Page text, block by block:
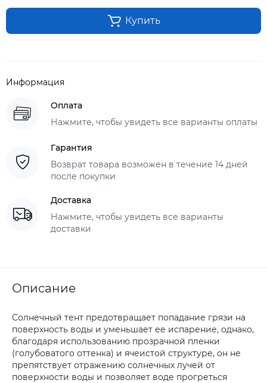
Купить
Информация
Оплата
Нажмите, чтобы увидеть все варианты оплаты
Гарантия
Возврат товара возможен в течение 14 дней
после покупки
Доставка
Нажмите, чтобы увидеть все варианты
доставки
Описание
Солнечный тент предотвращает попадание грязи на
поверхность воды и уменьшает ее испарение, однако,
благодаря использованию прозрачной пленки
(голубоватого оттенка) и ячеистой структуре, он не
препятствует отражению солнечных лучей от
поверхности воды и позволяет воде прогреться